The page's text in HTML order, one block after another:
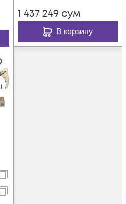
1 437 249 сум
В корзину